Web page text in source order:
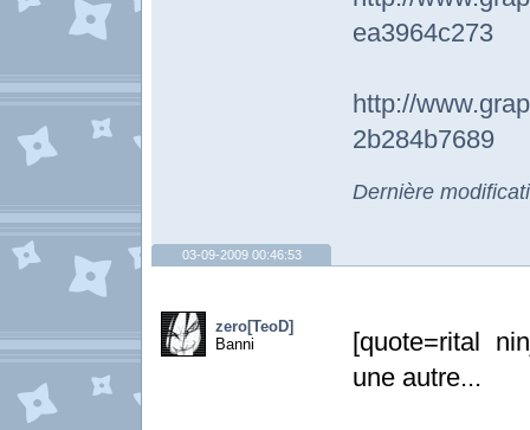
ea3964c273
http://
2b284b7689
Dernière
03-09-2009 00:46:53
zero[TeoD]
Banni
[quote=rital
une autre...